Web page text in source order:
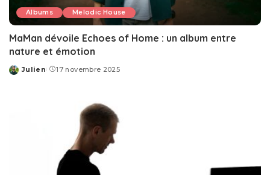
Albums Melodic House
MaMan dévoile Echoes of Home : un album entre
nature et émotion
Posted
Julien 17 novembre 2025